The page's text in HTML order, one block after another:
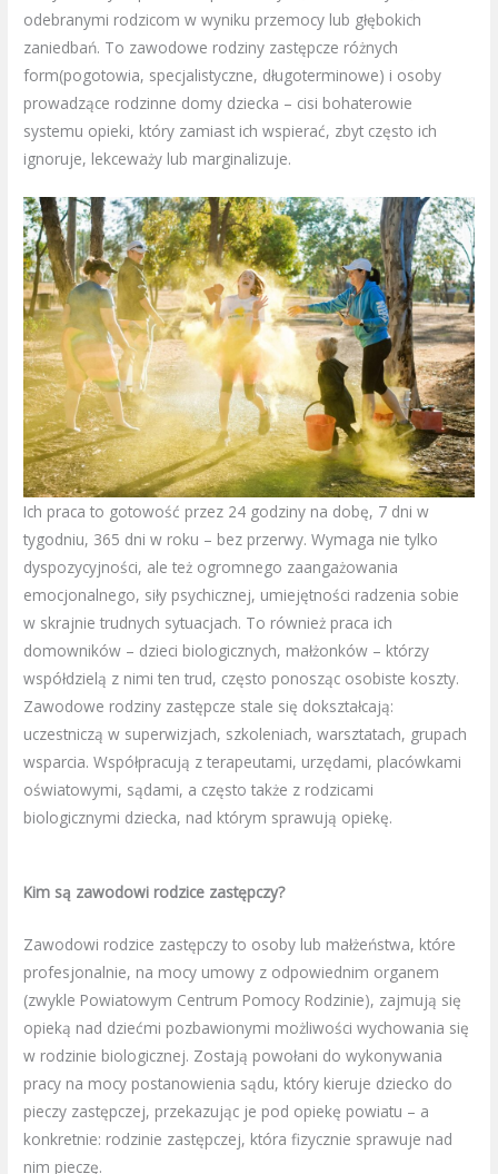
odebranymi rodzicom w wyniku przemocy lub głębokich
zaniedbań. To zawodowe rodziny zastępcze różnych
form(pogotowia, specjalistyczne, długoterminowe) i osoby
prowadzące rodzinne domy dziecka – cisi bohaterowie
systemu opieki, który zamiast ich wspierać, zbyt często ich
ignoruje, lekceważy lub marginalizuje.
Ich praca to gotowość przez 24 godziny na dobę, 7 dni w
tygodniu, 365 dni w roku – bez przerwy. Wymaga nie tylko
dyspozycyjności, ale też ogromnego zaangażowania
emocjonalnego, siły psychicznej, umiejętności radzenia sobie
w skrajnie trudnych sytuacjach. To również praca ich
domowników – dzieci biologicznych, małżonków – którzy
współdzielą z nimi ten trud, często ponosząc osobiste koszty.
Zawodowe rodziny zastępcze stale się dokształcają:
uczestniczą w superwizjach, szkoleniach, warsztatach, grupach
wsparcia. Współpracują z terapeutami, urzędami, placówkami
oświatowymi, sądami, a często także z rodzicami
biologicznymi dziecka, nad którym sprawują opiekę.
Kim są zawodowi rodzice zastępczy?
Zawodowi rodzice zastępczy to osoby lub małżeństwa, które
profesjonalnie, na mocy umowy z odpowiednim organem
(zwykle Powiatowym Centrum Pomocy Rodzinie), zajmują się
opieką nad dziećmi pozbawionymi możliwości wychowania się
w rodzinie biologicznej. Zostają powołani do wykonywania
pracy na mocy postanowienia sądu, który kieruje dziecko do
pieczy zastępczej, przekazując je pod opiekę powiatu – a
konkretnie: rodzinie zastępczej, która fizycznie sprawuje nad
nim pieczę.